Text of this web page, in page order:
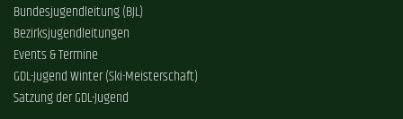
Bundesjugendleitung (BJL)
Bezirksjugendleitungen
Events & Termine
GDL-Jugend Winter (Ski-Meisterschaft)
Satzung der GDL-Jugend